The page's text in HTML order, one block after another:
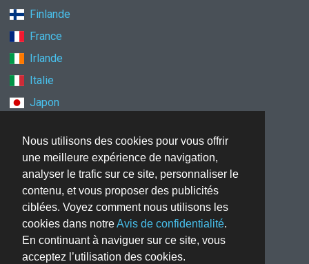
Nous utilisons des cookies pour vous offrir
une meilleure expérience de navigation,
analyser le trafic sur ce site, personnaliser le
contenu, et vous proposer des publicités
ciblées. Voyez comment nous utilisons les
cookies dans notreAvis de confidentialité.
En continuant à naviguer sur ce site, vous
acceptez l’utilisation des cookies.
Finlande
France
Irlande
Italie
Japon
Norvège
Nouvelle-Zélande
Pays-Bas
Pologne
Royaume-Uni
Singapour